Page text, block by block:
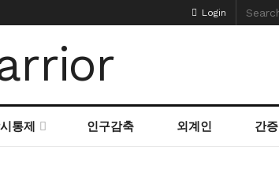
Login
통제 인구감축 외계인 간증